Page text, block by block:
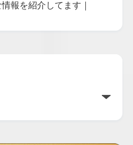
報を紹介してます｜